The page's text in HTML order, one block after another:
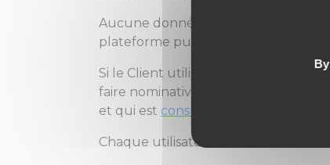
Aucune donnée personnelle n'est
plateforme puisque l'accès aux
Si le Client utilise la solution
faire nominativement depuis la
et qui est consultable via ce lien
Chaque utilisateur a le droit de